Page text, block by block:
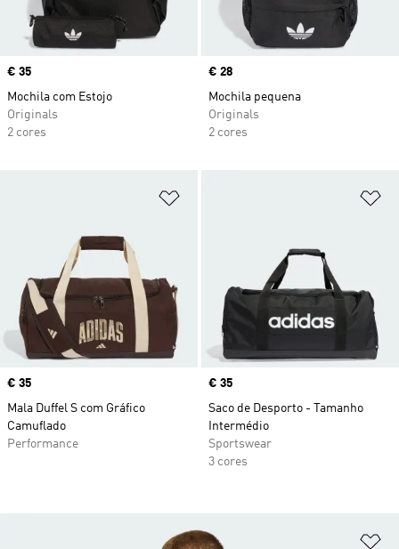
Price
€ 35
Mochila com Estojo
Originals
2 cores
Price
€ 28
Mochila pequena
Originals
2 cores
Price
€ 35
Mala Duffel S com Gráfico
Camuflado
Performance
Price
€ 35
Saco de Desporto - Tamanho
Intermédio
Sportswear
3 cores